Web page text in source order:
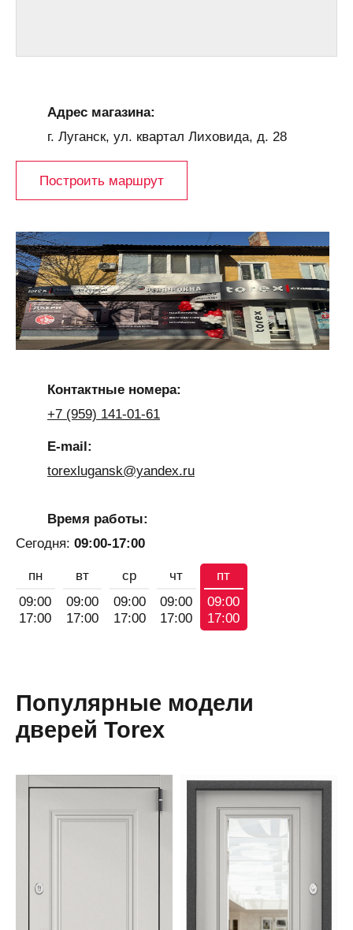
Адрес магазина:
г. Луганск, ул. квартал Лиховида, д. 28
Построить маршрут
Контактные номера:
+7 (959) 141-01-61
E-mail:
torexlugansk@yandex.ru
Время работы:
Сегодня: 09:00-17:00
пн
09:00
17:00
вт
09:00
17:00
ср
09:00
17:00
чт
09:00
17:00
пт
09:00
17:00
Популярные модели
дверей Torex